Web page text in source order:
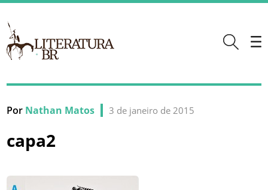
Por Nathan Matos 3 de janeiro de 2015
capa2